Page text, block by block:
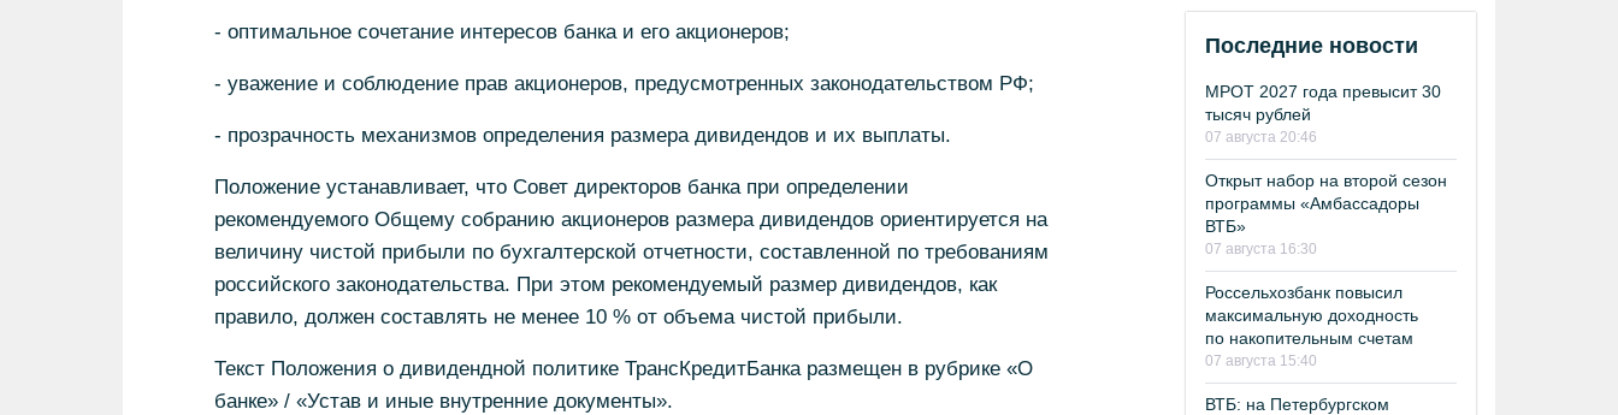
- оптимальное сочетание интересов банка и его акционеров;
- уважение и соблюдение прав акционеров, предусмотренных законодательством РФ;
- прозрачность механизмов определения размера дивидендов и их выплаты.
Положение устанавливает, что Совет директоров банка при определении
рекомендуемого Общему собранию акционеров размера дивидендов ориентируется на
величину чистой прибыли по бухгалтерской отчетности, составленной по требованиям
российского законодательства. При этом рекомендуемый размер дивидендов, как
правило, должен составлять не менее 10 % от объема чистой прибыли.
Текст Положения о дивидендной политике ТрансКредитБанка размещен в рубрике «О
банке» / «Устав и иные внутренние документы».
Последние новости
МРОТ 2027 года превысит 30
тысяч рублей
07 августа 20:46
Открыт набор на второй сезон
программы «Амбассадоры
ВТБ»
07 августа 16:30
Россельхозбанк повысил
максимальную доходность
по накопительным счетам
07 августа 15:40
ВТБ: на Петербургском